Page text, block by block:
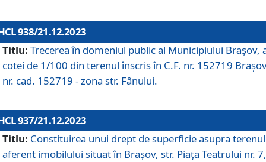
938/21.12.2023
Titlu: Trecerea în domeniul public al Municipiului Braşov,
cotei de 1/100 din terenul înscris în C.F. nr. 152719
nr. cad. 152719 - zona str. Fânului.
937/21.12.2023
Titlu: Constituirea unui drept de superficie asupra
aferent imobilului situat în Brașov, str. Piața Teatrului nr. 7,